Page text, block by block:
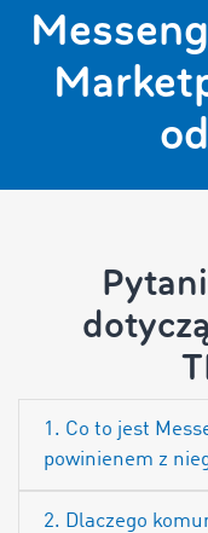
1. Co to jest
powinienem z
2. Dlaczego